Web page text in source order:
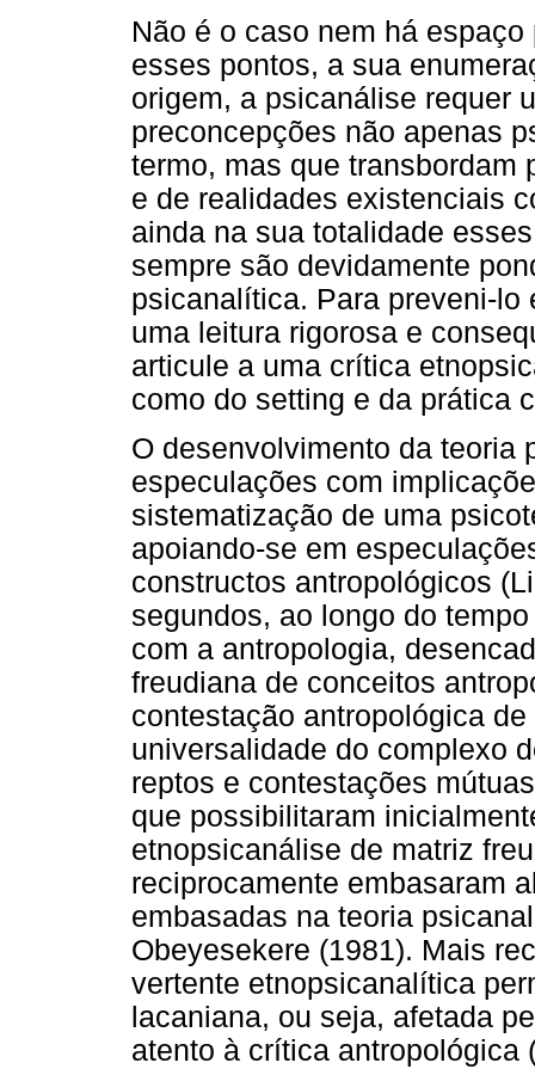
Não é o caso nem há
esses pontos, a sua
origem, a psicanálise requer
preconcepções não apenas
termo, mas que transbordam
e de realidades existenciais
ainda na sua totalidade
sempre são devidamente
psicanalítica. Para preveni-lo
uma leitura rigorosa e
articule a uma crítica
como do setting e da prática
O desenvolvimento da teoria
especulações com
sistematização de uma
apoiando-se em
constructos antropológicos
segundos, ao longo do
com a antropologia,
freudiana de conceitos
contestação antropológica
universalidade do complexo
reptos e contestações
que possibilitaram
etnopsicanálise de matriz
reciprocamente embasaram
embasadas na teoria
Obeyesekere (1981). Mais
vertente etnopsicanalítica
lacaniana, ou seja, afetada
atento à crítica antropológica